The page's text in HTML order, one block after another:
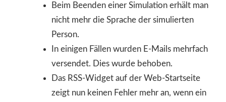
Beim Beenden einer Simulation erhält man
nicht mehr die Sprache der simulierten
Person.
In einigen Fällen wurden E-Mails mehrfach
versendet. Dies wurde behoben.
Das RSS-Widget auf der Web-Startseite
zeigt nun keinen Fehler mehr an, wenn ein